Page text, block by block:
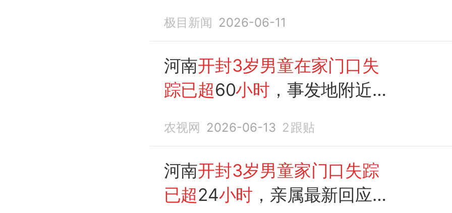
稼地和运粮河，周围无监控寻
找困难急求线索
极目新闻 2026-06-11
河南开封3岁男童在家门口失
踪已超60小时 ，事发地附近有
搜寻无果
农视网 2026-06-13 2 跟贴
河南开封3岁男童家门口失踪
已超24小时 ，亲属最新回应：